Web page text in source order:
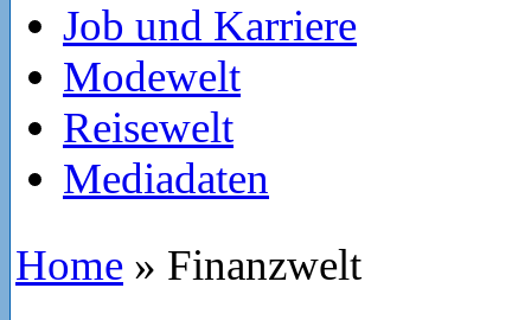
Job und Karriere
Modewelt
Reisewelt
Mediadaten
Home » Finanzwelt